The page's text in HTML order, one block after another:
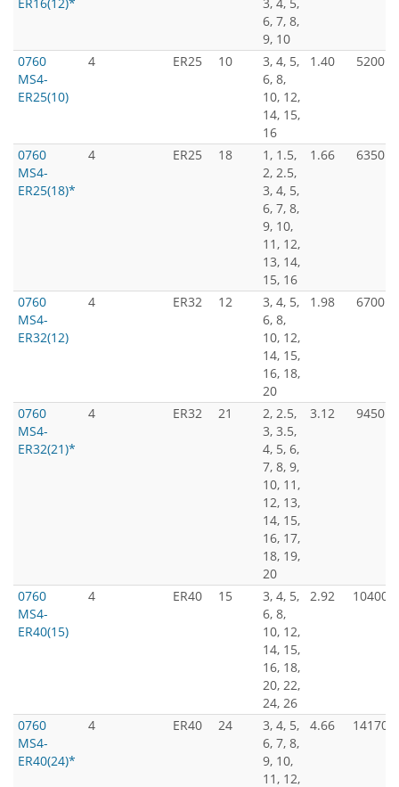
6, 7, 8,
9, 10
0760
MS4-
ER25(10)
4 ER25 10
3, 4, 5,
6, 8,
10, 12,
14, 15,
16
1.40 5200
0760
MS4-
ER25(18)*
4 ER25 18
1, 1.5,
2, 2.5,
3, 4, 5,
6, 7, 8,
9, 10,
11, 12,
13, 14,
15, 16
1.66 6350
0760
MS4-
ER32(12)
4 ER32 12
3, 4, 5,
6, 8,
10, 12,
14, 15,
16, 18,
20
1.98 6700
0760
MS4-
ER32(21)*
4 ER32 21
2, 2.5,
3, 3.5,
4, 5, 6,
7, 8, 9,
10, 11,
12, 13,
14, 15,
16, 17,
18, 19,
20
3.12 9450
0760
MS4-
ER40(15)
4 ER40 15
3, 4, 5,
6, 8,
10, 12,
14, 15,
16, 18,
20, 22,
24, 26
2.92 10400
0760
MS4-
ER40(24)*
4 ER40 24
3, 4, 5,
6, 7, 8,
9, 10,
11, 12,
4.66 14170